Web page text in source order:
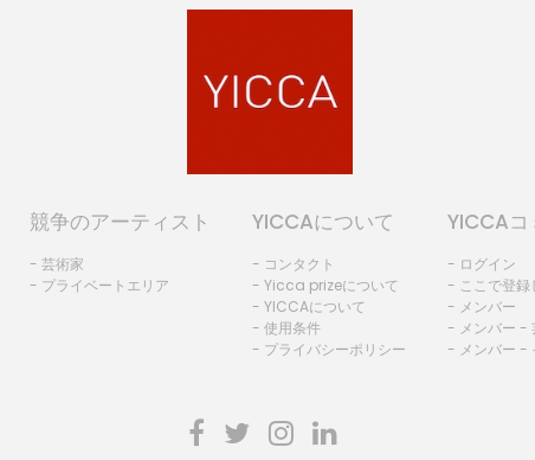
競争のアーティスト
- 芸術家
- プライベートエリア
YICCAについて
- コンタクト
- Yicca prizeについて
- YICCAについて
- 使用条件
- プライバシーポリシー
YICCA
- ログイン
- ここで登録
- メンバー
- メンバー -
- メンバー -